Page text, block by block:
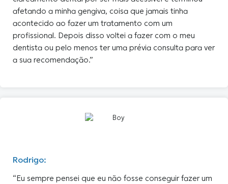
afetando a minha gengiva, coisa que jamais tinha
acontecido ao fazer um tratamento com um
profissional. Depois disso voltei a fazer com o meu
dentista ou pelo menos ter uma prévia consulta para ver
a sua recomendação.”
Rodrigo:
“Eu sempre pensei que eu não fosse conseguir fazer um